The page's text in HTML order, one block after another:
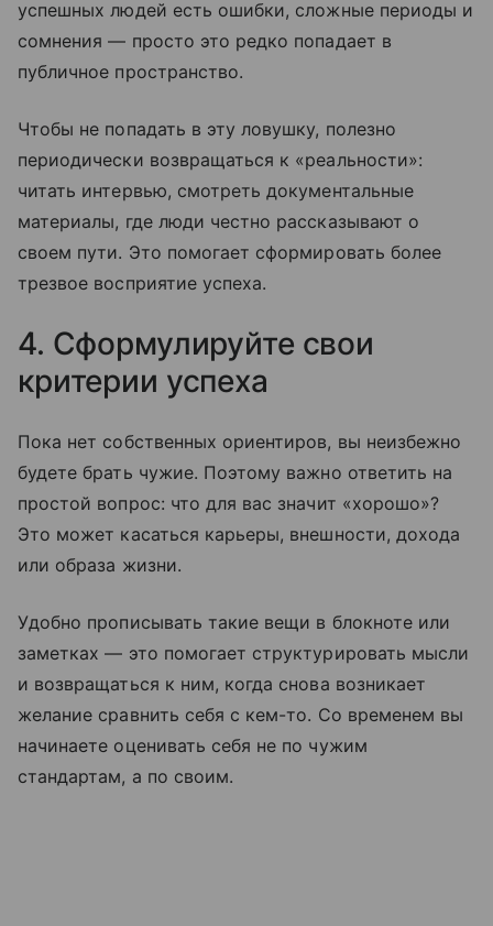
успешных людей есть ошибки, сложные периоды и
сомнения — просто это редко попадает в
публичное пространство.
Чтобы не попадать в эту ловушку, полезно
периодически возвращаться к «реальности»:
читать интервью, смотреть документальные
материалы, где люди честно рассказывают о
своем пути. Это помогает сформировать более
трезвое восприятие успеха.
4. Сформулируйте свои
критерии успеха
Пока нет собственных ориентиров, вы неизбежно
будете брать чужие. Поэтому важно ответить на
простой вопрос: что для вас значит «хорошо»?
Это может касаться карьеры, внешности, дохода
или образа жизни.
Удобно прописывать такие вещи в блокноте или
заметках — это помогает структурировать мысли
и возвращаться к ним, когда снова возникает
желание сравнить себя с кем-то. Со временем вы
начинаете оценивать себя не по чужим
стандартам, а по своим.